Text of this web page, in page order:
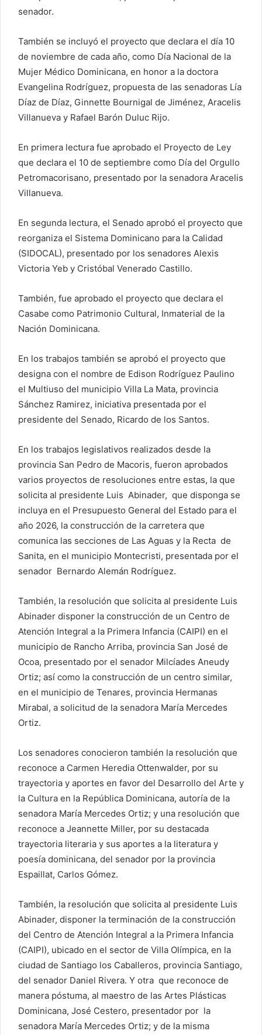
senador.
También se incluyó el proyecto que declara el día 10
de noviembre de cada año, como Día Nacional de la
Mujer Médico Dominicana, en honor a la doctora
Evangelina Rodríguez, propuesta de las senadoras Lía
Díaz de Díaz, Ginnette Bournigal de Jiménez, Aracelis
Villanueva y Rafael Barón Duluc Rijo.
En primera lectura fue aprobado el Proyecto de Ley
que declara el 10 de septiembre como Día del Orgullo
Petromacorisano, presentado por la senadora Aracelis
Villanueva.
En segunda lectura, el Senado aprobó el proyecto que
reorganiza el Sistema Dominicano para la Calidad
(SIDOCAL), presentado por los senadores Alexis
Victoria Yeb y Cristóbal Venerado Castillo.
También, fue aprobado el proyecto que declara el
Casabe como Patrimonio Cultural, Inmaterial de la
Nación Dominicana.
En los trabajos también se aprobó el proyecto que
designa con el nombre de Edison Rodríguez Paulino
el Multiuso del municipio Villa La Mata, provincia
Sánchez Ramirez, iniciativa presentada por el
presidente del Senado, Ricardo de los Santos.
En los trabajos legislativos realizados desde la
provincia San Pedro de Macoris, fueron aprobados
varios proyectos de resoluciones entre estas, la que
solicita al presidente Luis Abinader, que disponga se
incluya en el Presupuesto General del Estado para el
año 2026, la construcción de la carretera que
comunica las secciones de Las Aguas y la Recta de
Sanita, en el municipio Montecristi, presentada por el
senador Bernardo Alemán Rodríguez.
También, la resolución que solicita al presidente Luis
Abinader disponer la construcción de un Centro de
Atención Integral a la Primera Infancia (CAIPI) en el
municipio de Rancho Arriba, provincia San José de
Ocoa, presentado por el senador Milcíades Aneudy
Ortiz; así como la construcción de un centro similar,
en el municipio de Tenares, provincia Hermanas
Mirabal, a solicitud de la senadora María Mercedes
Ortiz.
Los senadores conocieron también la resolución que
reconoce a Carmen Heredia Ottenwalder, por su
trayectoria y aportes en favor del Desarrollo del Arte y
la Cultura en la República Dominicana, autoría de la
senadora María Mercedes Ortiz; y una resolución que
reconoce a Jeannette Miller, por su destacada
trayectoria literaria y sus aportes a la literatura y
poesía dominicana, del senador por la provincia
Espaillat, Carlos Gómez.
También, la resolución que solicita al presidente Luis
Abinader, disponer la terminación de la construcción
del Centro de Atención Integral a la Primera Infancia
(CAIPI), ubicado en el sector de Villa Olímpica, en la
ciudad de Santiago los Caballeros, provincia Santiago,
del senador Daniel Rivera. Y otra que reconoce de
manera póstuma, al maestro de las Artes Plásticas
Dominicana, José Cestero, presentador por la
senadora María Mercedes Ortiz; y de la misma